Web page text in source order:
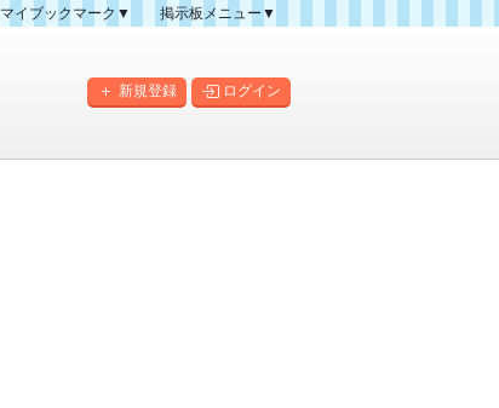
マイブックマーク▼
掲示板メニュー▼
掲示板マップ
新規登録 ログイン